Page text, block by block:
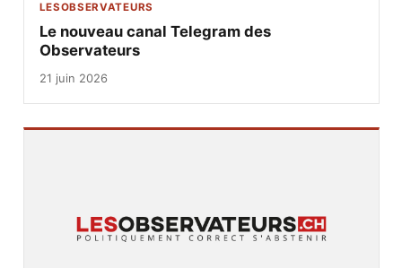
LESOBSERVATEURS
Le nouveau canal Telegram des
Observateurs
21 juin 2026